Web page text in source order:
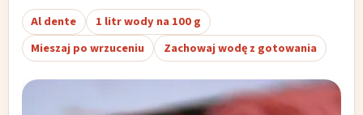
Al dente
1 litr wody na 100 g
Mieszaj po wrzuceniu
Zachowaj wodę z gotowania